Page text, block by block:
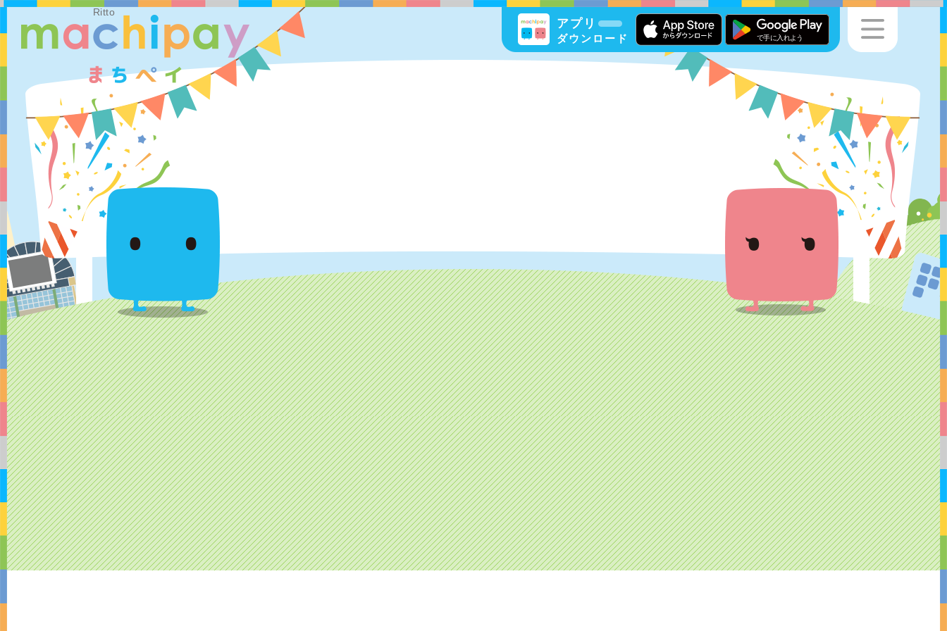
アプリ
ダウンロード
Ritto